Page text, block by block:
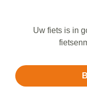
Uw fiets is in